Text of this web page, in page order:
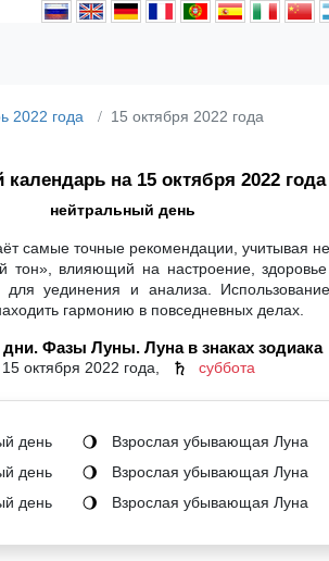
2022 года 15 октября 2022 года
на 15 октября 2022 года
нейтральный день
самые точные рекомендации, учитывая
тон», влияющий на настроение,
уединения и анализа.
гармонию в повседневных делах.
Фазы Луны. Луна в знаках зодиака
15 октября 2022 года, ♄ суббота
день 🌖 Взрослая убывающая Луна
день 🌖 Взрослая убывающая Луна
день 🌖 Взрослая убывающая Луна